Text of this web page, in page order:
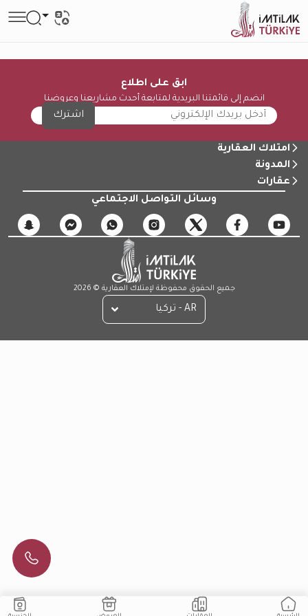
ابق على اطلاع
انضم إلى قائمتنا البريدية لمتابعة أحدث مشاريعنا وعروضنا
اشترك
امتلاك العقارية
المدونة
عقارات
وسائل التواصل الاجتماعي
جميع الحقوق محفوظة لإمتلاك العقارية © 2026
AR - تركيا